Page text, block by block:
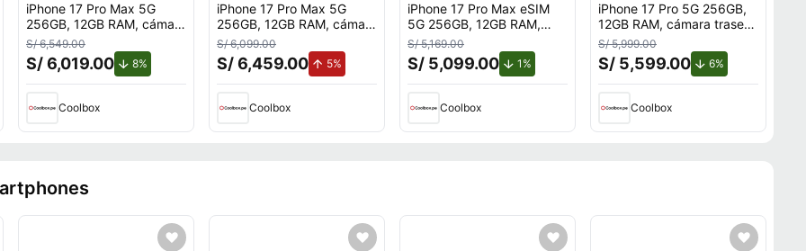
iPhone 17 Pro Max 5G
256GB, 12GB RAM, cámara
trasera 48MP y frontal
18MP, 6.9"", deep blue
S/ 6,549.00
S/ 6,019.00 8% de descuento.
Coolbox
iPhone 17 Pro Max 5G
256GB, 12GB RAM, cámara
trasera 48MP y frontal
18MP, 6.9"", cosmic
orange
S/ 6,099.00
S/ 6,459.00 5%
Coolbox
iPhone 17 Pro Max eSIM
5G 256GB, 12GB RAM,
cámara trasera 48MP y
frontal 12MP, 6.9"", Cosmic
Orange
S/ 5,169.00
S/ 5,099.00 1% de descuento.
Coolbox
iPhone 17 Pro 5G 256GB,
12GB RAM, cámara trasera
48MP, frontal 18MP, 6.3"",
plateado
S/ 5,999.00
S/ 5,599.00 6%
Coolbox